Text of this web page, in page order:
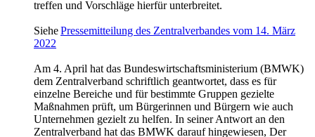
treffen und Vorschläge hierfür unterbreitet.
SiehePressemitteilung des Zentralverbandes vom 14. März
2022
Am 4. April hat das Bundeswirtschaftsministerium (BMWK)
dem Zentralverband schriftlich geantwortet, dass es für
einzelne Bereiche und für bestimmte Gruppen gezielte
Maßnahmen prüft, um Bürgerinnen und Bürgern wie auch
Unternehmen gezielt zu helfen. In seiner Antwort an den
Zentralverband hat das BMWK darauf hingewiesen, Der